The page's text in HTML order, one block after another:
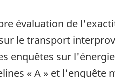
évaluation de
le transport
enquêtes sur
« A » et l'enquête